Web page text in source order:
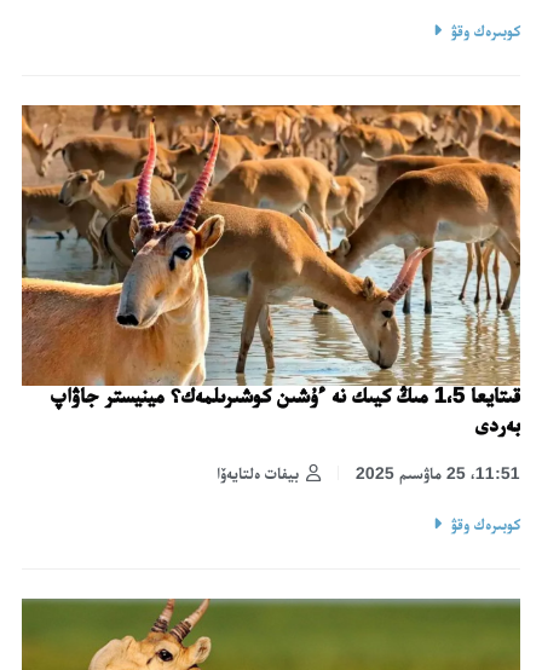
كوبىرەك وقۋ
قىتايعا 1،5 مىڭ كيىك نە ءۇشىن كوشىرىلمەك؟ مينيستر جاۋاپ
بەردى
بيفات ەلتايەۆا 11:51، 25 ماۋسىم 2025
كوبىرەك وقۋ